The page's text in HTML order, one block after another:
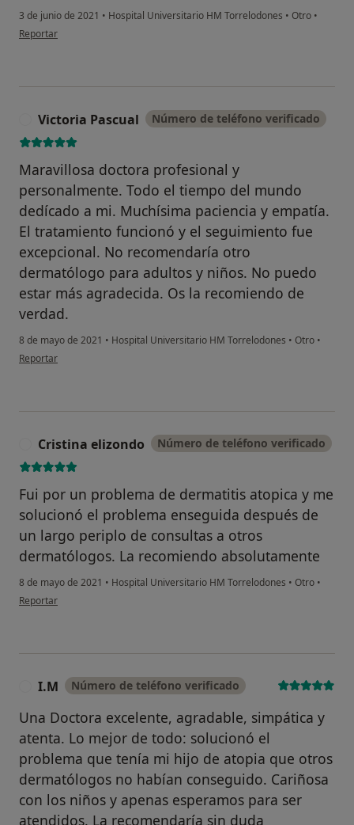
3 de junio de 2021 • Hospital Universitario HM Torrelodones • Otro •
en opinión del usuario María Ángeles Arriba Jiménez
Reportar
Victoria Pascual Número de teléfono verificado
Maravillosa doctora profesional y
personalmente. Todo el tiempo del mundo
dedícado a mi. Muchísima paciencia y empatía.
El tratamiento funcionó y el seguimiento fue
excepcional. No recomendaría otro
dermatólogo para adultos y niños. No puedo
estar más agradecida. Os la recomiendo de
verdad.
8 de mayo de 2021 • Hospital Universitario HM Torrelodones • Otro •
en opinión del usuario Victoria Pascual
Reportar
Cristina elizondo Número de teléfono verificado
Fui por un problema de dermatitis atopica y me
solucionó el problema enseguida después de
un largo periplo de consultas a otros
dermatólogos. La recomiendo absolutamente
8 de mayo de 2021 • Hospital Universitario HM Torrelodones • Otro •
en opinión del usuario Cristina elizondo
Reportar
I.M Número de teléfono verificado
Una Doctora excelente, agradable, simpática y
atenta. Lo mejor de todo: solucionó el
problema que tenía mi hijo de atopia que otros
dermatólogos no habían conseguido. Cariñosa
con los niños y apenas esperamos para ser
atendidos. La recomendaría sin duda